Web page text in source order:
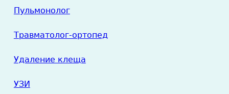
Пульмонолог
Травматолог-ортопед
Удаление клеща
УЗИ